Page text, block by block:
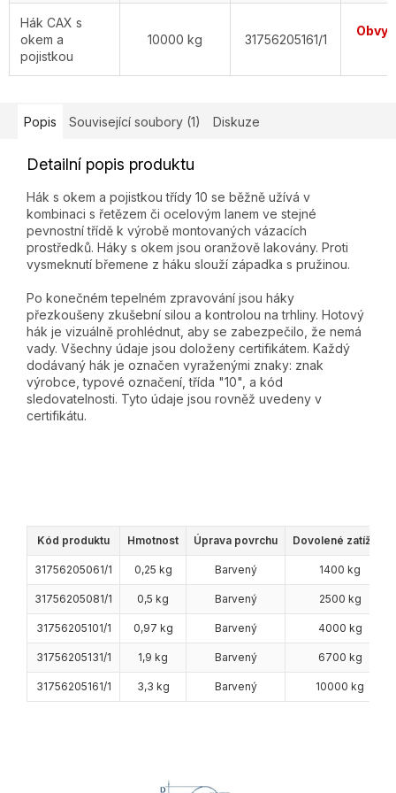
Hák CAX s
okem a
pojistkou
10000 kg 31756205161/1
Popis Související soubory (1) Diskuze
Detailní popis produktu
Hák s okem a pojistkou třídy 10 se běžně užívá v
kombinaci s řetězem či ocelovým lanem ve stejné
pevnostní třídě k výrobě montovaných vázacích
prostředků. Háky s okem jsou oranžově lakovány. Proti
vysmeknutí břemene z háku slouží západka s pružinou.
Po konečném tepelném zpravování jsou háky
přezkoušeny zkušební silou a kontrolou na trhliny. Hotový
hák je vizuálně prohlédnut, aby se zabezpečilo, že nemá
vady. Všechny údaje jsou doloženy certifikátem. Každý
dodávaný hák je označen vyraženými znaky: znak
výrobce, typové označení, třída "10", a kód
sledovatelnosti. Tyto údaje jsou rovněž uvedeny v
certifikátu.
Kód produktu Hmotnost Úprava povrchu Dovolené zatížení
31756205061/1 0,25 kg Barvený 1400 kg
31756205081/1 0,5 kg Barvený 2500 kg
31756205101/1 0,97 kg Barvený 4000 kg
31756205131/1 1,9 kg Barvený 6700 kg
31756205161/1 3,3 kg Barvený 10000 kg